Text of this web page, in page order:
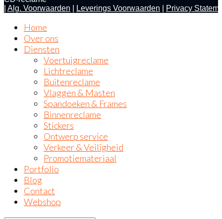
Alg. Voorwaarden Leverings Voorwaarden Privacy
Home
Over ons
Diensten
Voertuigreclame
Lichtreclame
Buitenreclame
Vlaggen & Masten
Spandoeken & Frames
Binnenreclame
Stickers
Ontwerp service
Verkeer & Veiligheid
Promotiemateriaal
Portfolio
Blog
Contact
Webshop